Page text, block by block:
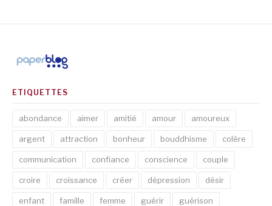
ETIQUETTES
abondance aimer amitié amour amoureux
argent attraction bonheur bouddhisme colère
communication confiance conscience couple
croire croissance créer dépression désir
enfant famille femme guérir guérison